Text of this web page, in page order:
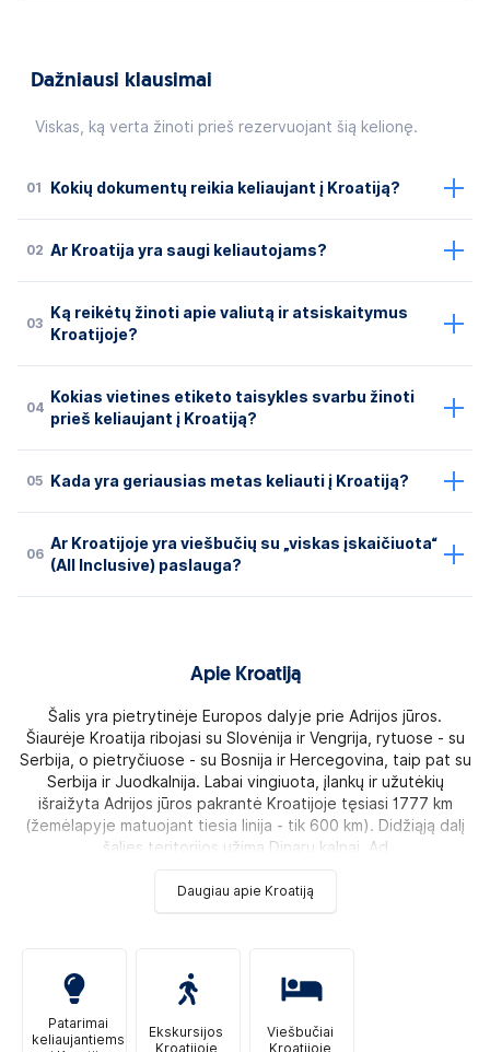
Dažniausi klausimai
Viskas, ką verta žinoti prieš rezervuojant šią kelionę.
01 Kokių dokumentų reikia keliaujant į Kroatiją?
02 Ar Kroatija yra saugi keliautojams?
03
Ką reikėtų žinoti apie valiutą ir atsiskaitymus
Kroatijoje?
04
Kokias vietines etiketo taisykles svarbu žinoti
prieš keliaujant į Kroatiją?
05 Kada yra geriausias metas keliauti į Kroatiją?
06
Ar Kroatijoje yra viešbučių su „viskas įskaičiuota“
(All Inclusive) paslauga?
Apie Kroatiją
Šalis yra pietrytinėje Europos dalyje prie Adrijos jūros.
Šiaurėje Kroatija ribojasi su Slovėnija ir Vengrija, rytuose - su
Serbija, o pietryčiuose - su Bosnija ir Hercegovina, taip pat su
Serbija ir Juodkalnija. Labai vingiuota, įlankų ir užutėkių
išraižyta Adrijos jūros pakrantė Kroatijoje tęsiasi 1777 km
(žemėlapyje matuojant tiesia linija - tik 600 km). Didžiąją dalį
šalies teritorijos užima Dinarų kalnai. Ad
Daugiau apie Kroatiją
Patarimai
keliaujantiems
Ekskursijos
Kroatijoje
Viešbučiai
Kroatijoje